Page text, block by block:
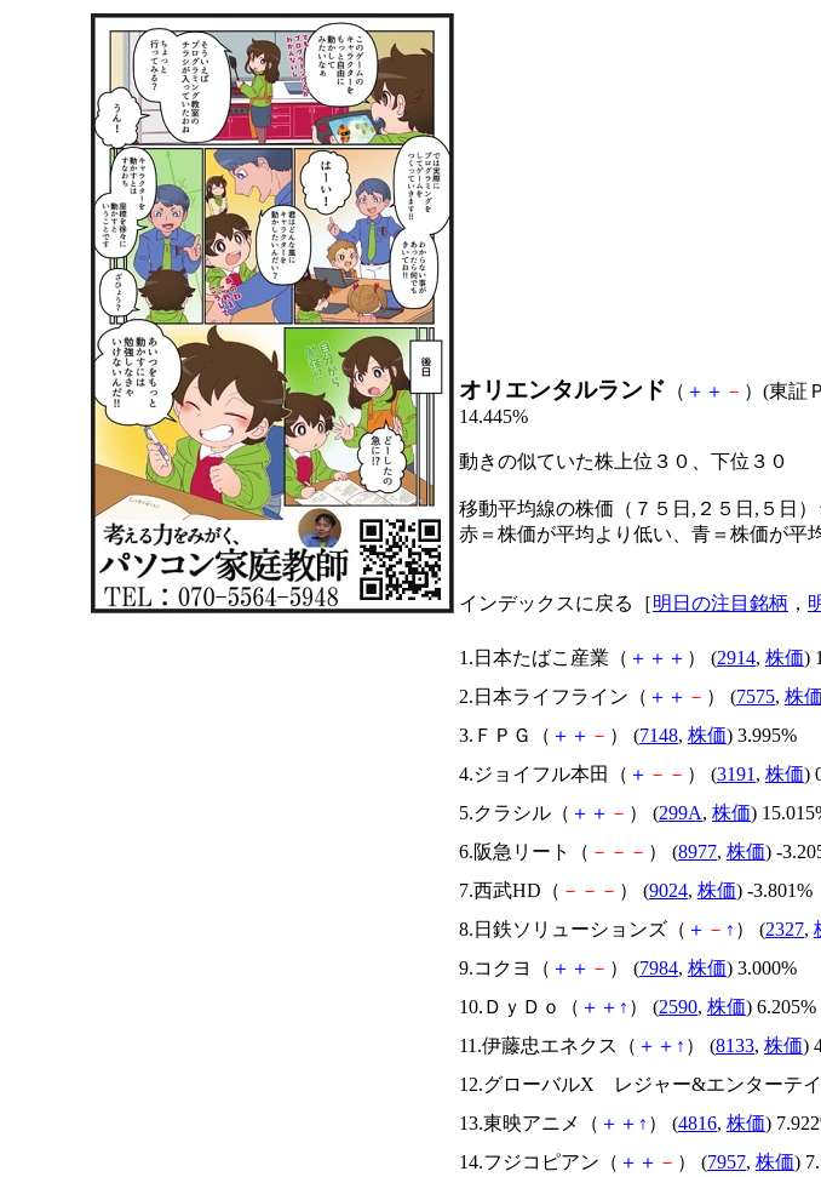
オリエンタルランド （ ＋ ＋ － ）(東証
14.445%
動きの似ていた株上位３０、下位３０
移動平均線の株価（７５日,２５日,５日
赤＝株価が平均より低い、青＝株価が平
インデックスに戻る［明日の注目銘柄 ，
1.日本たばこ産業（ ＋ ＋ ＋ ） (2914, 株価)
2.日本ライフライン（ ＋ ＋ － ） (7575, 株価
3.ＦＰＧ（ ＋ ＋ － ） (7148, 株価) 3.995%
4.ジョイフル本田（ ＋ － － ） (3191 , 株価)
5.クラシル（ ＋ ＋ － ） (299A, 株価)
6.阪急リート（ － － － ） (8977, 株価) -
7.西武HD（ － － － ） (9024, 株価) -3.801%
8.日鉄ソリューションズ（ ＋ － ↑ ） (2327,
9.コクヨ（ ＋ ＋ － ） (7984, 株価) 3.000%
10.ＤｙＤｏ（ ＋ ＋ ↑ ） (2590, 株価) 6.205%
11.伊藤忠エネクス（ ＋ ＋ ↑ ） (8133, 株価)
12.グローバルX レジャー&エンターテ
13.東映アニメ（ ＋ ＋ ↑ ） (4816, 株価)
14.フジコピアン（ ＋ ＋ － ） (7957, 株価)